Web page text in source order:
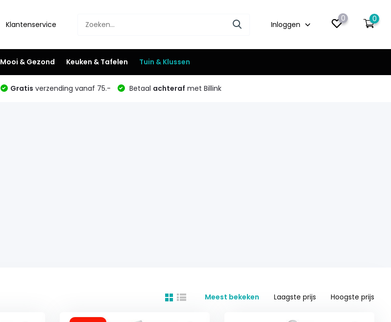
Klantenservice Inloggen
0 0
Mooi & Gezond Keuken & Tafelen Tuin & Klussen
Gratis verzending vanaf 75.- Betaal achteraf met Billink
Meest bekeken Laagste prijs Hoogste prijs